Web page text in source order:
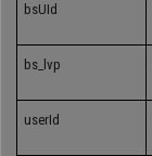
bsUId
bs_lvp
userId